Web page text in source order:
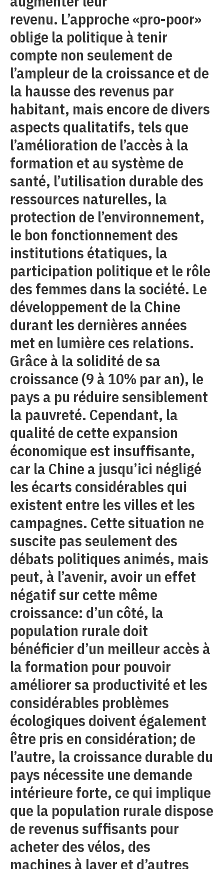
revenu. L’approche «pro-poor»
oblige la politique à tenir
compte non seulement de
l’ampleur de la croissance et de
la hausse des revenus par
habitant, mais encore de divers
aspects qualitatifs, tels que
l’amélioration de l’accès à la
formation et au système de
santé, l’utilisation durable des
ressources naturelles, la
protection de l’environnement,
le bon fonctionnement des
institutions étatiques, la
participation politique et le rôle
des femmes dans la société. Le
développement de la Chine
durant les dernières années
met en lumière ces relations.
Grâce à la solidité de sa
croissance (9 à 10% par an), le
pays a pu réduire sensiblement
la pauvreté. Cependant, la
qualité de cette expansion
économique est insuffisante,
car la Chine a jusqu’ici négligé
les écarts considérables qui
existent entre les villes et les
campagnes. Cette situation ne
suscite pas seulement des
débats politiques animés, mais
peut, à l’avenir, avoir un effet
négatif sur cette même
croissance: d’un côté, la
population rurale doit
bénéficier d’un meilleur accès à
la formation pour pouvoir
améliorer sa productivité et les
considérables problèmes
écologiques doivent également
être pris en considération; de
l’autre, la croissance durable du
pays nécessite une demande
intérieure forte, ce qui implique
que la population rurale dispose
de revenus suffisants pour
acheter des vélos, des
machines à laver et d’autres